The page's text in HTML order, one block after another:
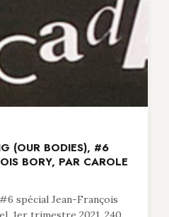
(OUR BODIES), #6
BORY, PAR CAROLE
spécial Jean-François